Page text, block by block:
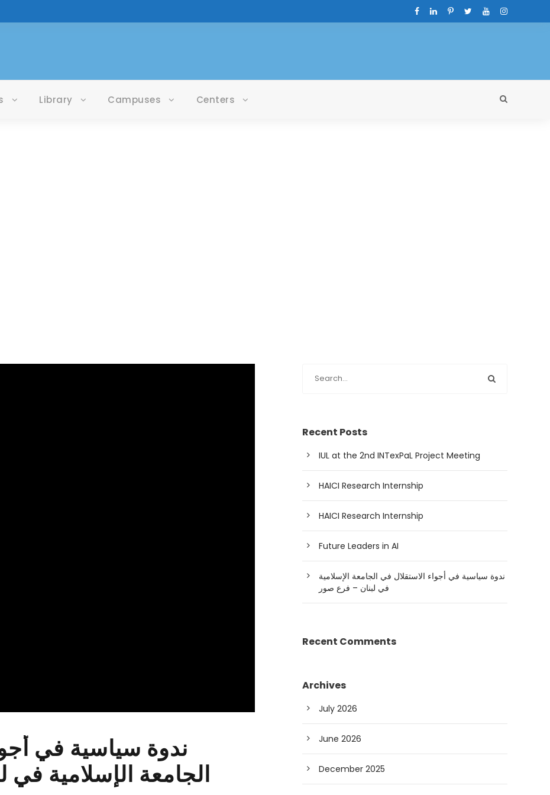
Library Campuses Centers
ندوة سياسية في
الجامعة الإسلامية
Recent Posts
IUL at the 2nd INTexPaL Project Meeting
HAICI Research Internship
HAICI Research Internship
Future Leaders in AI
ندوة سياسية في أجواء الاستقلال في الجامعة الإسلامية
في لبنان – فرع صور
Recent Comments
Archives
July 2026
June 2026
December 2025